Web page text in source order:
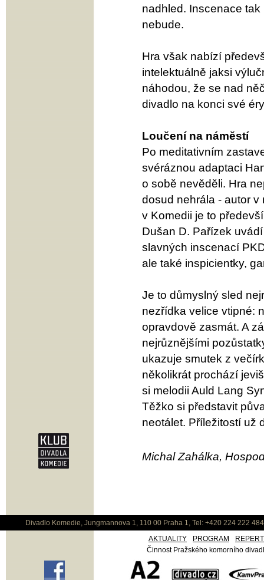
nadhled. Inscenace
nebude.
Hra však nabízí
intelektuálně jaksi
náhodou, že se nad
divadlo na konci své
Loučení na náměstí
Po meditativním
svéráznou adaptaci
o sobě nevěděli. Hra
dosud nehrála - autor
v Komedii je to
Dušan D. Pařízek
slavných inscenací
ale také inspicientky,
Je to důmyslný sled
nezřídka velice vtipné:
opravdově zasmát. A
nejrůznějšími
ukazuje smutek z
několikrát prochází
si melodii Auld Lang
Těžko si představit
neotálet. Příležitostí už
Michal Zahálka,
Divadlo Komedie, Jungmannova 1, 110 00 Praha 1, Tel: +420 224 222
AKTUALITY
PROGRAM
Činnost Pražského komorního